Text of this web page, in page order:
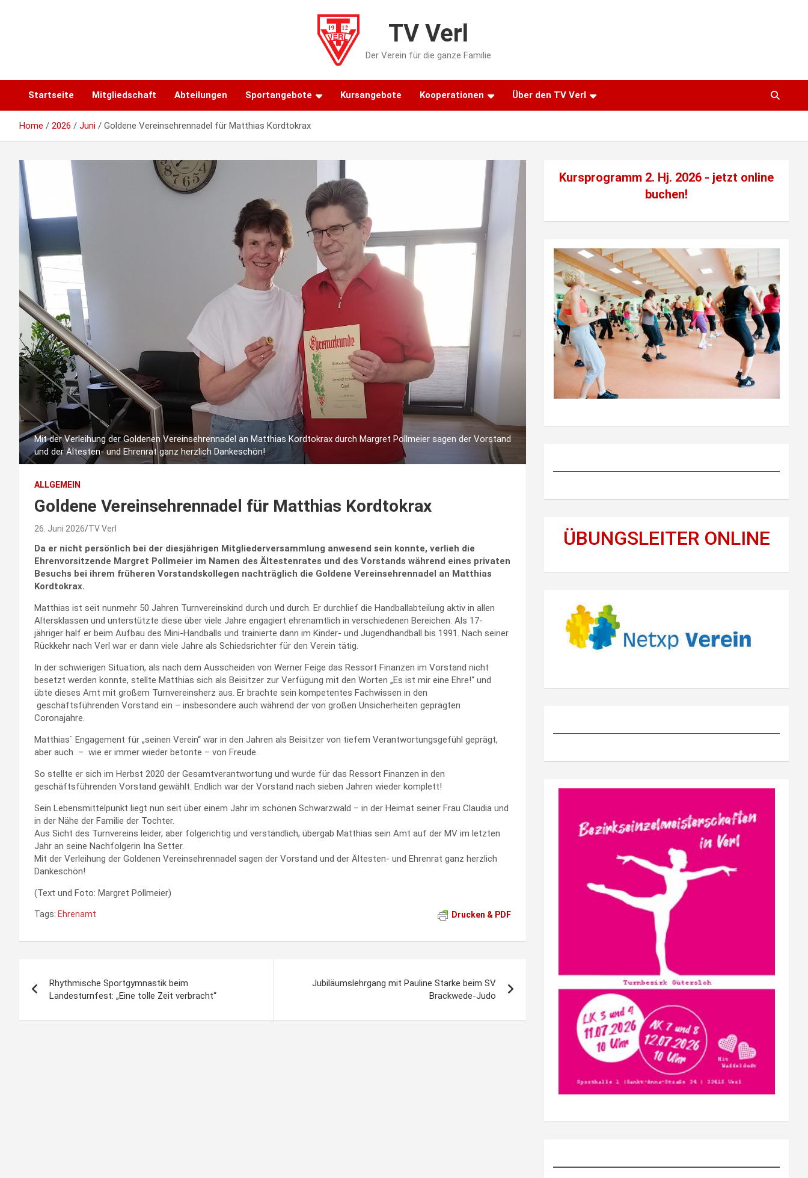
TV Verl
Der Verein für die ganze Familie
Startseite Mitgliedschaft Abteilungen Sportangebote Kursangebote Kooperationen Über den TV Verl
Home 2026 Juni Goldene Vereinsehrennadel für Matthias Kordtokrax
Mit der Verleihung der Goldenen Vereinsehrennadel an Matthias Kordtokrax durch Margret Pollmeier sagen der Vorstand
und der Ältesten- und Ehrenrat ganz herzlich Dankeschön!
ALLGEMEIN
Goldene Vereinsehrennadel für Matthias Kordtokrax
26. Juni 2026 TV Verl
Da er nicht persönlich bei der diesjährigen Mitgliederversammlung anwesend sein konnte, verlieh die
Ehrenvorsitzende Margret Pollmeier im Namen des Ältestenrates und des Vorstands während eines privaten
Besuchs bei ihrem früheren Vorstandskollegen nachträglich die Goldene Vereinsehrennadel an Matthias
Kordtokrax.
Matthias ist seit nunmehr 50 Jahren Turnvereinskind durch und durch. Er durchlief die Handballabteilung aktiv in allen
Altersklassen und unterstützte diese über viele Jahre engagiert ehrenamtlich in verschiedenen Bereichen. Als 17-
jähriger half er beim Aufbau des Mini-Handballs und trainierte dann im Kinder- und Jugendhandball bis 1991. Nach seiner
Rückkehr nach Verl war er dann viele Jahre als Schiedsrichter für den Verein tätig.
In der schwierigen Situation, als nach dem Ausscheiden von Werner Feige das Ressort Finanzen im Vorstand nicht
besetzt werden konnte, stellte Matthias sich als Beisitzer zur Verfügung mit den Worten „Es ist mir eine Ehre!“ und
übte dieses Amt mit großem Turnvereinsherz aus. Er brachte sein kompetentes Fachwissen in den
geschäftsführenden Vorstand ein – insbesondere auch während der von großen Unsicherheiten geprägten
Coronajahre.
Matthias` Engagement für „seinen Verein“ war in den Jahren als Beisitzer von tiefem Verantwortungsgefühl geprägt,
aber auch – wie er immer wieder betonte – von Freude.
So stellte er sich im Herbst 2020 der Gesamtverantwortung und wurde für das Ressort Finanzen in den
geschäftsführenden Vorstand gewählt. Endlich war der Vorstand nach sieben Jahren wieder komplett!
Sein Lebensmittelpunkt liegt nun seit über einem Jahr im schönen Schwarzwald – in der Heimat seiner Frau Claudia und
in der Nähe der Familie der Tochter.
Aus Sicht des Turnvereins leider, aber folgerichtig und verständlich, übergab Matthias sein Amt auf der MV im letzten
Jahr an seine Nachfolgerin Ina Setter.
Mit der Verleihung der Goldenen Vereinsehrennadel sagen der Vorstand und der Ältesten- und Ehrenrat ganz herzlich
Dankeschön!
(Text und Foto: Margret Pollmeier)
Drucken & PDF
Tags: Ehrenamt
Rhythmische Sportgymnastik beim
Landesturnfest: „Eine tolle Zeit verbracht“
Jubiläumslehrgang mit Pauline Starke beim SV
Brackwede-Judo
Kursprogramm 2. Hj. 2026 - jetzt online
buchen!
ÜBUNGSLEITER ONLINE